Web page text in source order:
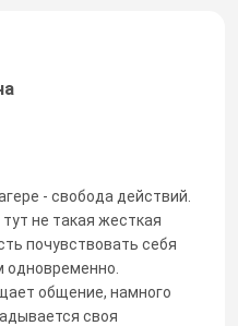
- свобода действий.
тут не такая жесткая
почувствовать себя
общение, намного
своя